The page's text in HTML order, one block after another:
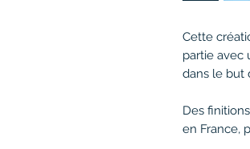
Cette
partie avec
dans le but
Des
en France,